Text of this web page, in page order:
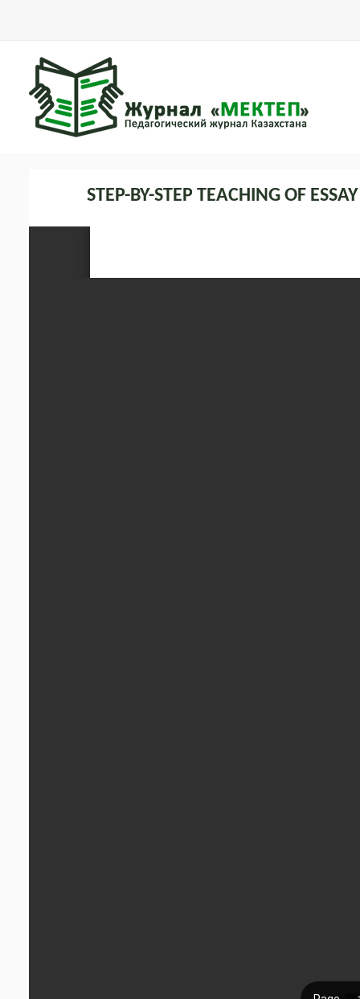
STEP-BY-STEP TEACHING OF